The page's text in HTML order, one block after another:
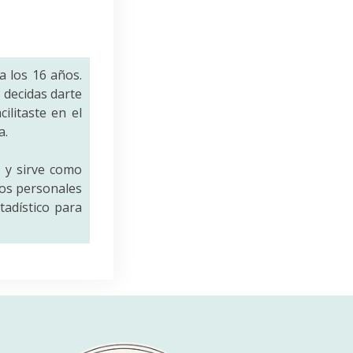
los 16 años.
darte
en el
y sirve como
personales
para